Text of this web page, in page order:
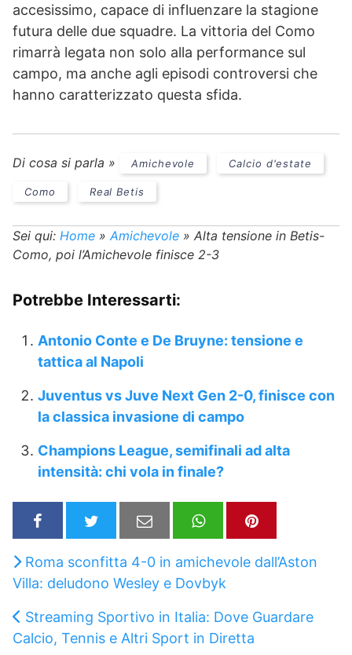
accesissimo, capace di influenzare la stagione
futura delle due squadre. La vittoria del Como
rimarrà legata non solo alla performance sul
campo, ma anche agli episodi controversi che
hanno caratterizzato questa sfida.
Di cosa si parla » Amichevole Calcio d'estate
Como Real Betis
Sei qui: Home » Amichevole » Alta tensione in Betis-
Como, poi l’Amichevole finisce 2-3
Potrebbe Interessarti:
Antonio Conte e De Bruyne: tensione e
tattica al Napoli
Juventus vs Juve Next Gen 2-0, finisce con
la classica invasione di campo
Champions League, semifinali ad alta
intensità: chi vola in finale?
Roma sconfitta 4-0 in amichevole dall’Aston
Villa: deludono Wesley e Dovbyk
Streaming Sportivo in Italia: Dove Guardare
Calcio, Tennis e Altri Sport in Diretta